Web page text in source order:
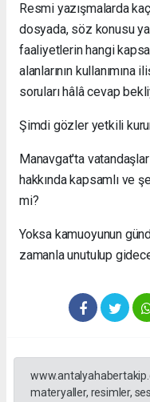
Resmi yazışmalarda
dosyada, söz konusu
faaliyetlerin hangi
alanlarının kullanımına
soruları hâlâ cevap
Şimdi gözler yetkili
Manavgat'ta
hakkında kapsamlı ve
mi?
Yoksa kamuoyunun
zamanla unutulup
materyaller, resimler,